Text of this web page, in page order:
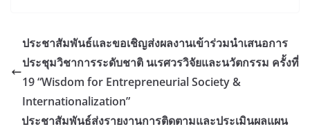
ประชาสัมพันธ์และขอเชิญส่งผลงานเข้าร่วมนำเสนอการ
ประชุมวิชาการระดับชาติ นเรศวรวิจัยและนวัตกรรม ครั้งที่
19 “Wisdom for Entrepreneurial Society &
Internationalization”
ประชาสัมพันธ์ส่งรายงานการติดตามและประเมินผลแผน